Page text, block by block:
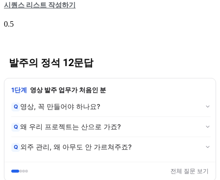
시퀀스 리스트 작성하기
발주의 정석 12문답
1단계 영상 발주 업무가 처음인 분
Q 영상, 꼭 만들어야 하나요?
Q 왜 우리 프로젝트는 산으로 가죠?
Q 외주 관리, 왜 아무도 안 가르쳐주죠?
전체 질문 보기